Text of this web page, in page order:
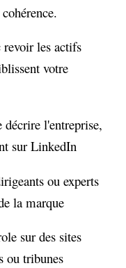
revoir les actifs
votre
l'entreprise,
sur LinkedIn
ou experts
la marque
sur des sites
ou tribunes